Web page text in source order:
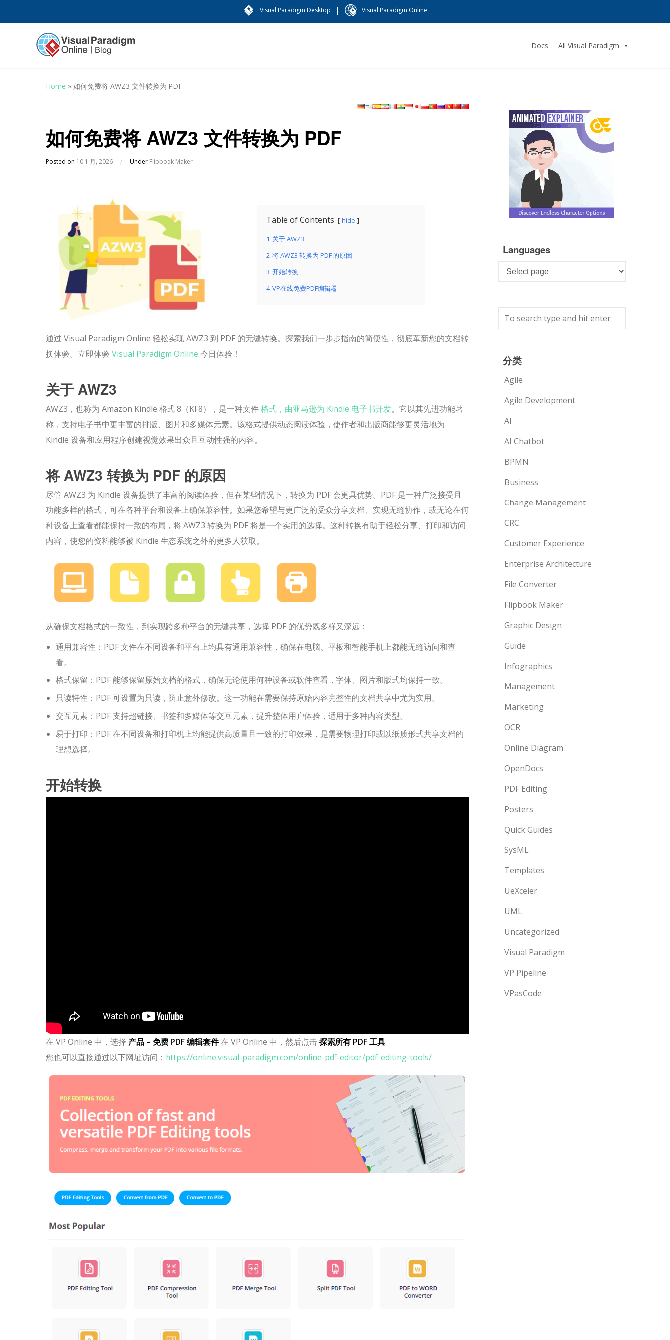
Visual Paradigm Desktop | Visual Paradigm Online
Docs All Visual Paradigm
Home » 如何免费将 AWZ3 文件转换为 PDF
如何免费将 AWZ3 文件转换为 PDF
Posted on 10 1 月, 2026 / Under Flipbook Maker
Table of Contents hide
1 关于 AWZ3
2 将 AWZ3 转换为 PDF 的原因
3 开始转换
4 VP在线免费PDF编辑器
通过 Visual Paradigm Online 轻松实现 AWZ3 到 PDF 的无缝转换。探索我们一步步指南的简便性，彻底革新您的文档转
换体验。立即体验 Visual Paradigm Online 今日体验！
关于 AWZ3
AWZ3，也称为 Amazon Kindle 格式 8（KF8），是一种文件格式，由亚马逊为 Kindle 电子书开发。它以其先进功能著
称，支持电子书中更丰富的排版、图片和多媒体元素。该格式提供动态阅读体验，使作者和出版商能够更灵活地为
Kindle 设备和应用程序创建视觉效果出众且互动性强的内容。
将 AWZ3 转换为 PDF 的原因
尽管 AWZ3 为 Kindle 设备提供了丰富的阅读体验，但在某些情况下，转换为 PDF 会更具优势。PDF 是一种广泛接受且
功能多样的格式，可在各种平台和设备上确保兼容性。如果您希望与更广泛的受众分享文档、实现无缝协作，或无论在何
种设备上查看都能保持一致的布局，将 AWZ3 转换为 PDF 将是一个实用的选择。这种转换有助于轻松分享、打印和访问
内容，使您的资料能够被 Kindle 生态系统之外的更多人获取。
从确保文档格式的一致性，到实现跨多种平台的无缝共享，选择 PDF 的优势既多样又深远：
通用兼容性：PDF 文件在不同设备和平台上均具有通用兼容性，确保在电脑、平板和智能手机上都能无缝访问和查
看。
格式保留：PDF 能够保留原始文档的格式，确保无论使用何种设备或软件查看，字体、图片和版式均保持一致。
只读特性：PDF 可设置为只读，防止意外修改。这一功能在需要保持原始内容完整性的文档共享中尤为实用。
交互元素：PDF 支持超链接、书签和多媒体等交互元素，提升整体用户体验，适用于多种内容类型。
易于打印：PDF 在不同设备和打印机上均能提供高质量且一致的打印效果，是需要物理打印或以纸质形式共享文档的
理想选择。
开始转换
在 VP Online 中，选择 产品 – 免费 PDF 编辑套件在 VP Online 中，然后点击探索所有 PDF 工具.
您也可以直接通过以下网址访问： https://online.visual-paradigm.com/online-pdf-editor/pdf-editing-tools/
Languages
Languages
分类
Agile
Agile Development
AI
AI Chatbot
BPMN
Business
Change Management
CRC
Customer Experience
Enterprise Architecture
File Converter
Flipbook Maker
Graphic Design
Guide
Infographics
Management
Marketing
OCR
Online Diagram
OpenDocs
PDF Editing
Posters
Quick Guides
SysML
Templates
UeXceler
UML
Uncategorized
Visual Paradigm
VP Pipeline
VPasCode